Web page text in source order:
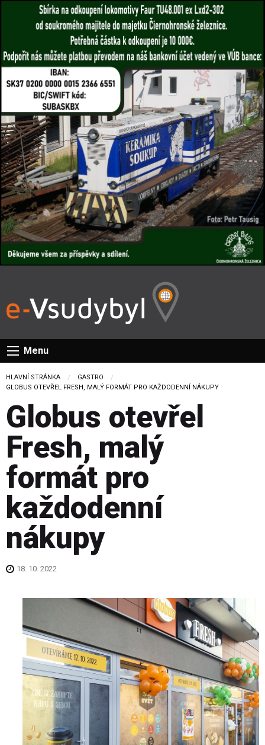
Menu
HLAVNÍ STRÁNKA
GASTRO
CURRENT:
GLOBUS OTEVŘEL FRESH, MALÝ FORMÁT PRO KAŽDODENNÍ NÁKUPY
Globus otevřel
Fresh, malý
formát pro
každodenní
nákupy
18. 10. 2022